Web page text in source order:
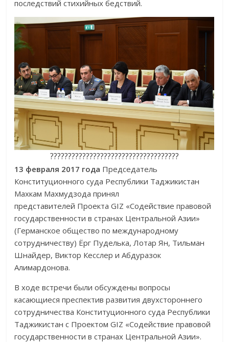
последствий стихийных бедствий.
????????????????????????????????????
13 февраля 2017 года Председатель
Конституционного суда Респуб­лики Таджикистан
Махкам Махмудзода принял
представителей Проекта GIZ «Содействие правовой
государственности в странах Централь­ной Азии»
(Германское общество по международному
сотрудничеству) Ёрг Пуделька, Лотар Ян, Тильман
Шнайдер, Виктор Кесслер и Абдуразок
Алимардонова.
В ходе встречи были обсуждены вопросы
касающиеся преспектив развития двухстороннего
сотрудничества Конституционного суда Респуб­лики
Таджикистан с Проектом GIZ «Содействие правовой
государствен­ности в странах Централь­ной Азии».